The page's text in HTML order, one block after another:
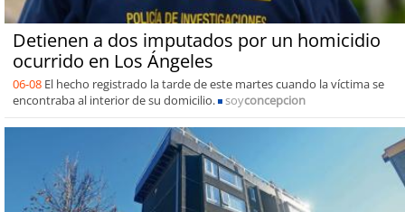
Detienen a dos imputados por un homicidio
ocurrido en Los Ángeles
06-08 El hecho registrado la tarde de este martes cuando la víctima se
encontraba al interior de su domicilio.
soyconcepcion